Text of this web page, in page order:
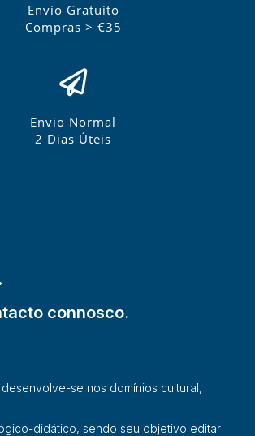
Envio Gratuito
Compras > €35
Envio Normal
2 Dias Úteis
connosco.
se nos domínios cultural,
didático, sendo seu objetivo editar